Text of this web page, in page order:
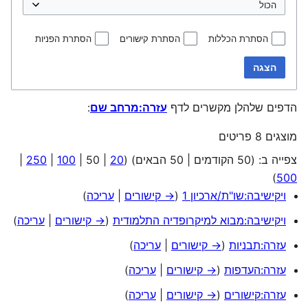
הסתרת הכללות הסתרת קישורים הסתרת הפניות
הצגה
הדפים שלהלן מקשרים לדף עזרה:מרחב שם:
מוצגים 8 פריטים
צפייה ב: (50 הקודמים 50 הבאים ) (
20
50
100
250
500
)
ויקישיבה:שו"ת/ארכיון 1
(→ קישורים עריכה)
ויקישיבה:מבוא למיקרופדיה התלמודית (→ קישורים עריכה)
עזרה:תבניות (→ קישורים עריכה)
עזרה:העדפות (→ קישורים עריכה)
עזרה:קישורים (→ קישורים עריכה)